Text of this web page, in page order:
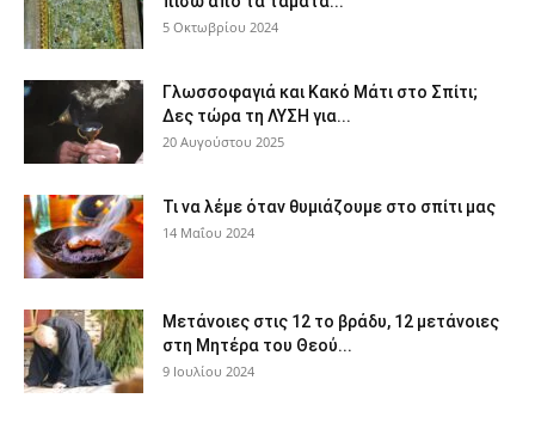
5 Οκτωβρίου 2024
Γλωσσοφαγιά και Κακό Μάτι στο Σπίτι;
Δες τώρα τη ΛΥΣΗ για...
20 Αυγούστου 2025
Τι να λέμε όταν θυμιάζουμε στο σπίτι μας
14 Μαΐου 2024
Μετάνοιες στις 12 το βράδυ, 12 μετάνοιες
στη Μητέρα του Θεού...
9 Ιουλίου 2024